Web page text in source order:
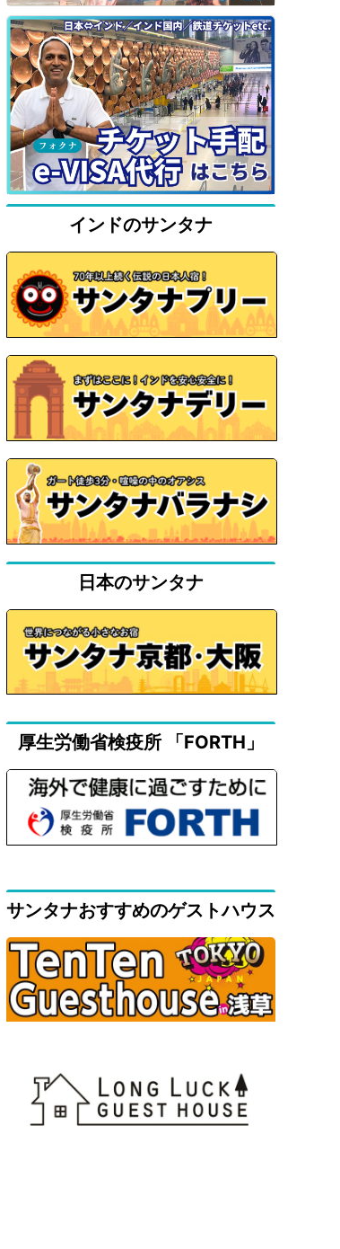
インドのサンタナ
日本のサンタナ
厚生労働省検疫所 「FORTH」
サンタナおすすめのゲストハウス